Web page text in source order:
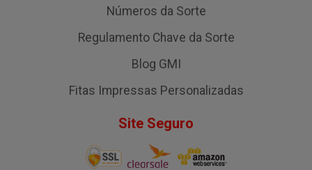
Números da Sorte
Regulamento Chave da Sorte
Blog GMI
Fitas Impressas Personalizadas
Site Seguro